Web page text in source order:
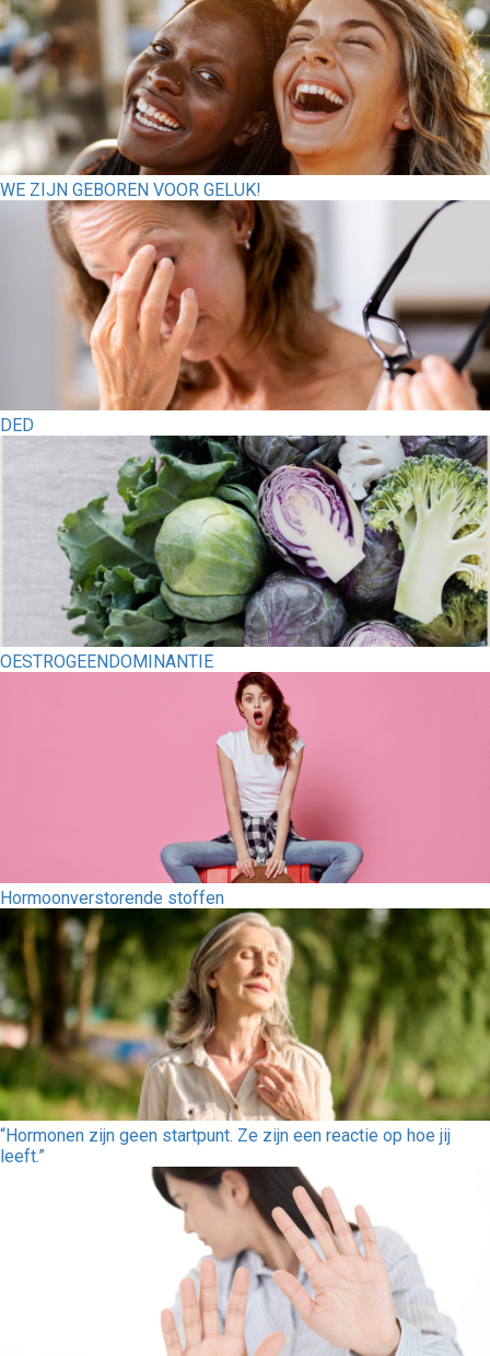
WE ZIJN GEBOREN VOOR GELUK!
DED
OESTROGEENDOMINANTIE
Hormoonverstorende stoffen
“Hormonen zijn geen startpunt. Ze zijn een reactie op hoe jij
leeft.”